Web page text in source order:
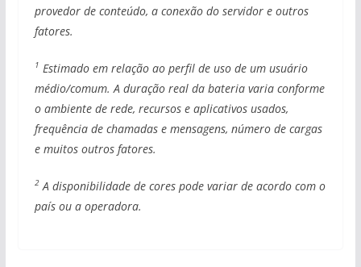
provedor de conteúdo, a conexão do servidor e outros
fatores.
1 Estimado em relação ao perfil de uso de um usuário
médio/comum. A duração real da bateria varia conforme
o ambiente de rede, recursos e aplicativos usados,
frequência de chamadas e mensagens, número de cargas
e muitos outros fatores.
2A disponibilidade de cores pode variar de acordo com o
país ou a operadora.